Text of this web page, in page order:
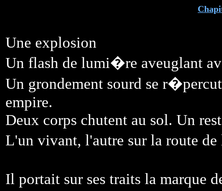
Une explosion
Un flash de lumi�re aveuglant
Un grondement sourd se
empire.
Deux corps chutent au sol. Un
L'un vivant, l'autre sur la route
Il portait sur ses traits la marque